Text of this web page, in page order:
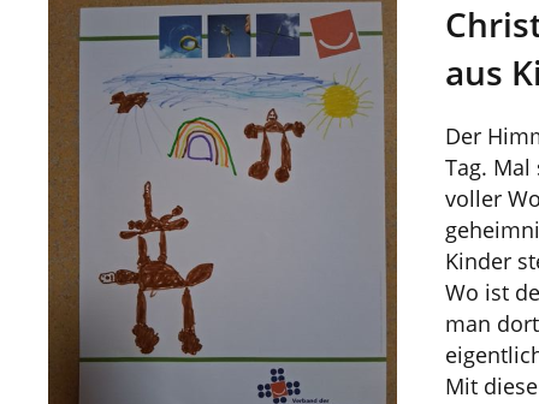
aus
Der
Tag.
voller
Kinder
Wo ist
man
Mit